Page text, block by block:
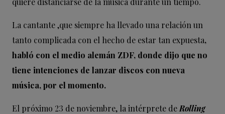
La cantante ,que siempre ha llevado una relación un
tanto complicada con el hecho de estar tan expuesta,
habló con el medio alemán ZDF, donde dijo que no
tiene intenciones de lanzar discos con nueva
música, por el momento.
El próximo 23 de noviembre, la intérprete de Rolling